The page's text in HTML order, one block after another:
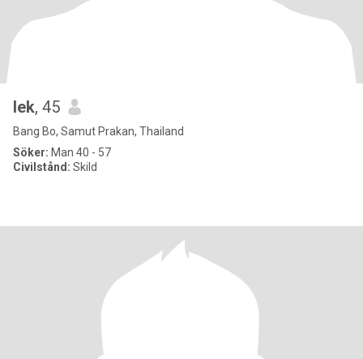
lek, 45
Bang Bo, Samut Prakan, Thailand
Söker: Man 40 - 57
Civilstånd: Skild